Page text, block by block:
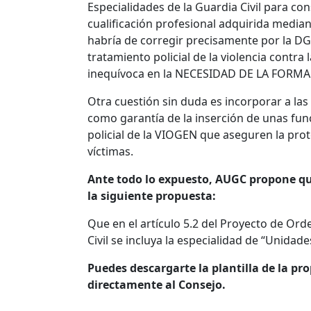
Especialidades de la Guardia Civil para
cualificación profesional adquirida
habría de corregir precisamente por la
tratamiento policial de la violencia
inequívoca en la NECESIDAD DE LA
Otra cuestión sin duda es incorporar a
como garantía de la inserción de unas
policial de la VIOGEN que aseguren la
víctimas.
Ante todo lo expuesto, AUGC propone
la siguiente propuesta:
Que en el artículo 5.2 del Proyecto de
Civil se incluya la especialidad de
Puedes descargarte la plantilla de la
directamente al Consejo.